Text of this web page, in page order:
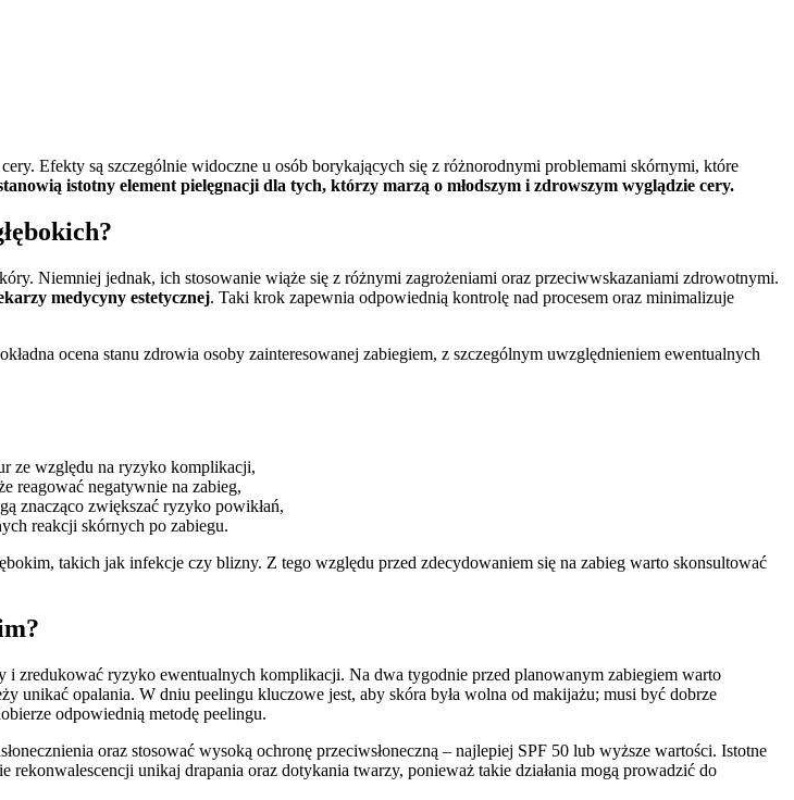
Efekty są szczególnie widoczne u osób borykających się z różnorodnymi problemami skórnymi, które
istotny element pielęgnacji dla tych, którzy marzą o młodszym i zdrowszym wyglądzie cery.
Niemniej jednak, ich stosowanie wiąże się z różnymi zagrożeniami oraz przeciwwskazaniami zdrowotnymi.
medycyny estetycznej. Taki krok zapewnia odpowiednią kontrolę nad procesem oraz minimalizuje
ocena stanu zdrowia osoby zainteresowanej zabiegiem, z szczególnym uwzględnieniem ewentualnych
ze względu na ryzyko komplikacji,
reagować negatywnie na zabieg,
znacząco zwiększać ryzyko powikłań,
reakcji skórnych po zabiegu.
takich jak infekcje czy blizny. Z tego względu przed zdecydowaniem się na zabieg warto skonsultować
i zredukować ryzyko ewentualnych komplikacji. Na dwa tygodnie przed planowanym zabiegiem warto
unikać opalania. W dniu peelingu kluczowe jest, aby skóra była wolna od makijażu; musi być dobrze
odpowiednią metodę peelingu.
oraz stosować wysoką ochronę przeciwsłoneczną – najlepiej SPF 50 lub wyższe wartości. Istotne
rekonwalescencji unikaj drapania oraz dotykania twarzy, ponieważ takie działania mogą prowadzić do